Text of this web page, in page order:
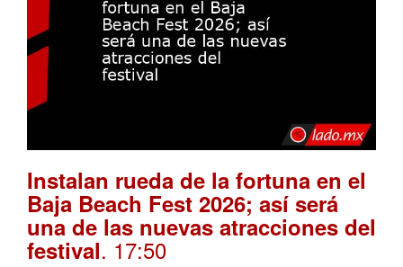
Instalan rueda de la fortuna en el
Baja Beach Fest 2026; así será
una de las nuevas atracciones del
festival. 17:50